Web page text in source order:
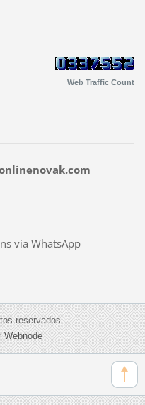
Web Traffic Count
via WhatsApp
reservados.
Webnode